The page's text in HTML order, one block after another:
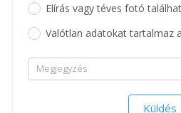
Elírás vagy téves fotó
Valótlan adatokat tartalmaz